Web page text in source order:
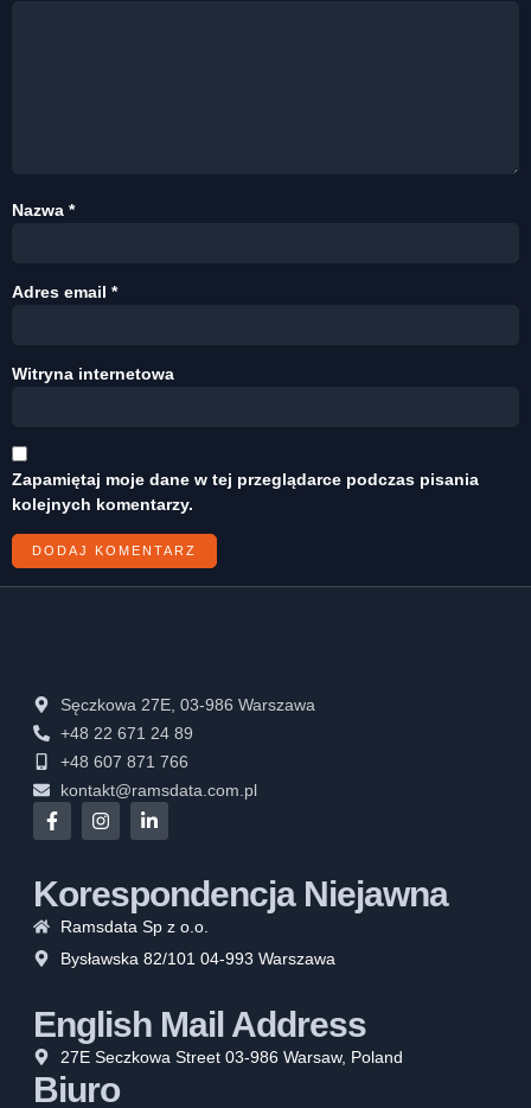
Nazwa *
Adres email *
Witryna internetowa
Zapamiętaj moje dane w tej przeglądarce podczas pisania
kolejnych komentarzy.
Sęczkowa 27E, 03-986 Warszawa
+48 22 671 24 89
+48 607 871 766
kontakt@ramsdata.com.pl
Korespondencja Niejawna
Ramsdata Sp z o.o.
Bysławska 82/101 04-993 Warszawa
English Mail Address
27E Seczkowa Street 03-986 Warsaw, Poland
Biuro